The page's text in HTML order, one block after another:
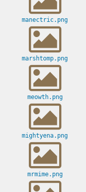
manectric.png
marshtomp.png
meowth.png
mightyena.png
mrmime.png